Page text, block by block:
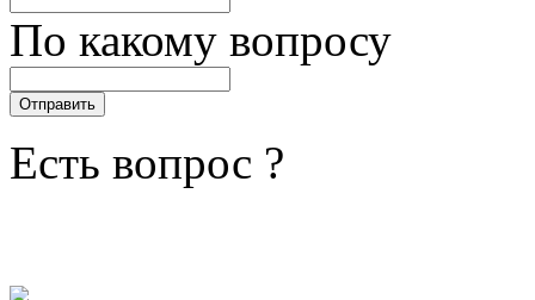
По какому вопросу
Есть вопрос ?